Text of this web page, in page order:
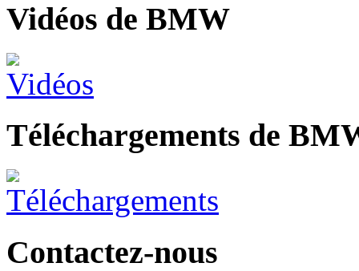
Vidéos de BMW
Téléchargements de
Contactez-nous